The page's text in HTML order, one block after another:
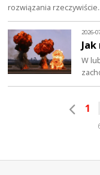
rozwiązania
2026-
W
1